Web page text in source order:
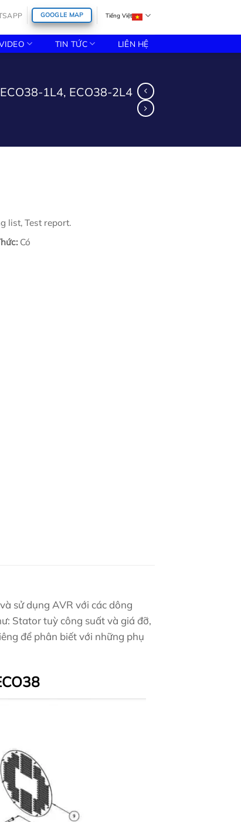
GOOGLE MAP Tiếng Việt
TIN TỨC LIÊN HỆ
1L4, ECO38-2L4
list, Test report.
Có
sử dụng AVR với các dông
Stator tuỳ công suất và giá đỡ,
để phân biết với những phụ